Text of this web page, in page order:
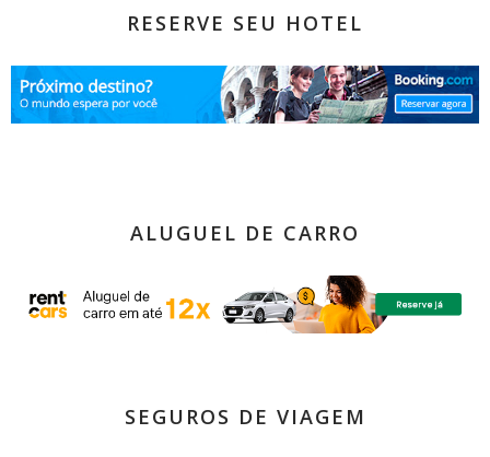
RESERVE SEU HOTEL
ALUGUEL DE CARRO
SEGUROS DE VIAGEM